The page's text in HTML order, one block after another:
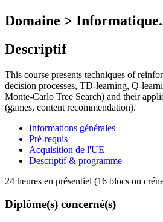
Domaine > Informatique.
Descriptif
This course presents techniques of
decision processes, TD-learning, Q-
Monte-Carlo Tree Search) and their
(games, content recommendation).
Informations générales
Pré-requis
Acquisition de l'UE
Descriptif & programme
24 heures en présentiel (16 blocs ou
Diplôme(s) concerné(s)